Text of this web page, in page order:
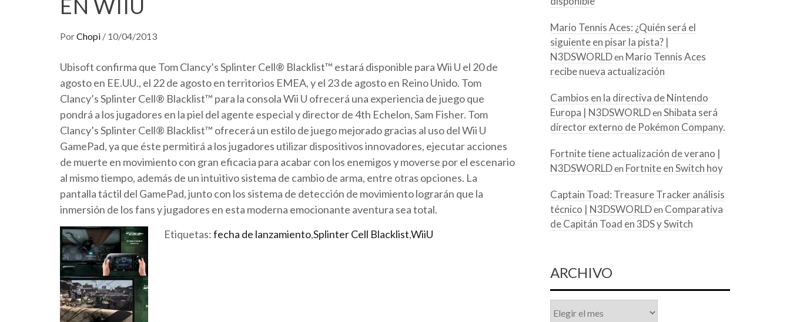
EN WIIU
PorChopi / 10/04/2013
Ubisoft confirma que Tom Clancy’s Splinter Cell® Blacklist™ estará disponible para Wii U el 20 de
agosto en EE.UU., el 22 de agosto en territorios EMEA, y el 23 de agosto en Reino Unido. Tom
Clancy’s Splinter Cell® Blacklist™ para la consola Wii U ofrecerá una experiencia de juego que
pondrá a los jugadores en la piel del agente especial y director de 4th Echelon, Sam Fisher. Tom
Clancy’s Splinter Cell® Blacklist™ ofrecerá un estilo de juego mejorado gracias al uso del Wii U
GamePad, ya que éste permitirá a los jugadores utilizar dispositivos innovadores, ejecutar acciones
de muerte en movimiento con gran eficacia para acabar con los enemigos y moverse por el escenario
al mismo tiempo, además de un intuitivo sistema de cambio de arma, entre otras opciones. La
pantalla táctil del GamePad, junto con los sistema de detección de movimiento lograrán que la
inmersión de los fans y jugadores en esta moderna emocionante aventura sea total.
Etiquetas:fecha de lanzamiento,Splinter Cell Blacklist,WiiU
Mario Tennis Aces: ¿Quién será el
siguiente en pisar la pista? |
N3DSWORLDen Mario Tennis Aces
recibe nueva actualización
Cambios en la directiva de Nintendo
Europa | N3DSWORLDen Shibata será
director externo de Pokémon Company.
Fortnite tiene actualización de verano |
N3DSWORLDen Fortnite en Switch hoy
Captain Toad: Treasure Tracker análisis
técnico | N3DSWORLDen Comparativa
de Capitán Toad en 3DS y Switch
ARCHIVO